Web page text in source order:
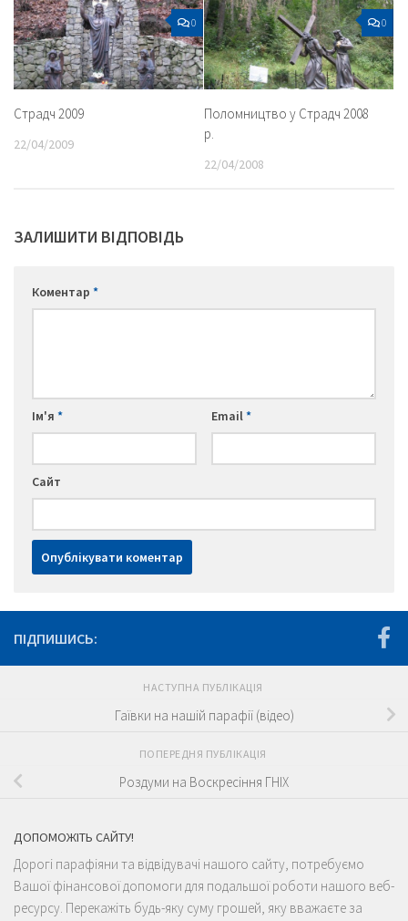
0
Страдч 2009
22/04/2009
0
Поломництво у Страдч 2008
р.
22/04/2008
ЗАЛИШИТИ ВІДПОВІДЬ
Коментар *
Ім'я * Email*
Сайт
ПІДПИШИСЬ:
НАСТУПНА ПУБЛІКАЦІЯ
Гаївки на нашій парафії (відео)
ПОПЕРЕДНЯ ПУБЛІКАЦІЯ
Роздуми на Воскресіння ГНІХ
ДОПОМОЖІТЬ САЙТУ!
Дорогі парафіяни та відвідувачі нашого сайту, потребуємо
Вашої фінансової допомоги для подальшої роботи нашого веб-
ресурсу. Перекажіть будь-яку суму грошей, яку вважаєте за